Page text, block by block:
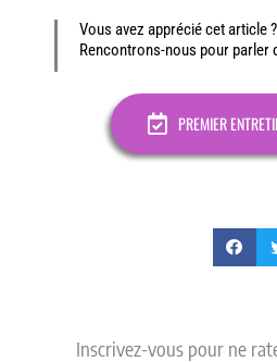
Vous avez apprécié cet article ?
Rencontrons-nous pour parler
PREMIER
Inscrivez-vous pour ne